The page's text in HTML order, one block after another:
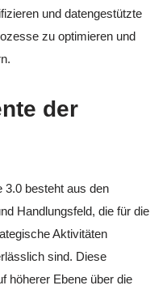
und datengestützte
zu optimieren und
der
3.0 besteht aus den
Handlungsfeld, die für die
Aktivitäten
sind. Diese
höherer Ebene über die